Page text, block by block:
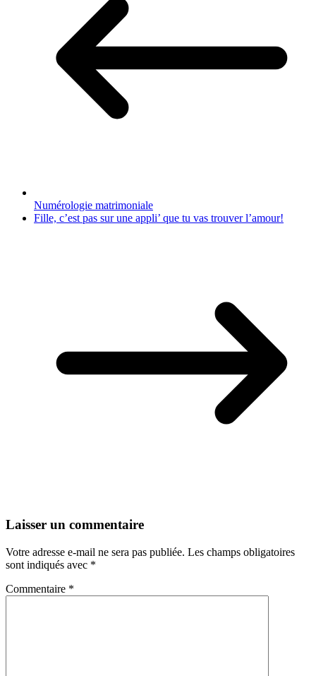
Numérologie matrimoniale
Fille, c’est pas sur une appli’ que tu vas trouver l’amour!
Laisser un commentaire
Votre adresse e-mail ne sera pas publiée. Les champs obligatoires
sont indiqués avec *
Commentaire *